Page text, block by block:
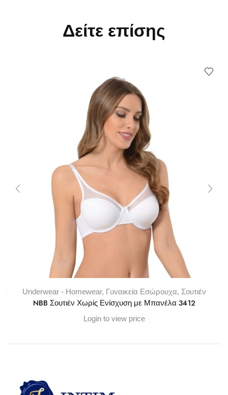
Δείτε επίσης
Underwear - Homewear, Γυναικεία Εσώρουχα, Σουτιέν
NBB Σουτιέν Χωρίς Ενίσχυση με Μπανέλα 3412
Login to view price